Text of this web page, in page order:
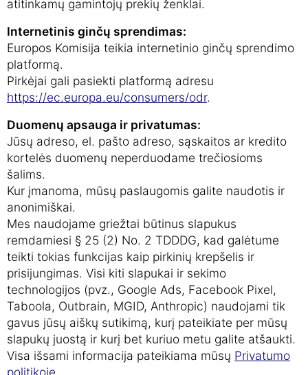
atitinkamų gamintojų prekių ženklai.
Internetinis ginčų sprendimas:
Europos Komisija teikia internetinio ginčų sprendimo
platformą.
Pirkėjai gali pasiekti platformą adresu
https://ec.europa.eu/consumers/odr.
Duomenų apsauga ir privatumas:
Jūsų adreso, el. pašto adreso, sąskaitos ar kredito
kortelės duomenų neperduodame trečiosioms
šalims.
Kur įmanoma, mūsų paslaugomis galite naudotis ir
anonimiškai.
Mes naudojame griežtai būtinus slapukus
remdamiesi § 25 (2) No. 2 TDDDG, kad galėtume
teikti tokias funkcijas kaip pirkinių krepšelis ir
prisijungimas. Visi kiti slapukai ir sekimo
technologijos (pvz., Google Ads, Facebook Pixel,
Taboola, Outbrain, MGID, Anthropic) naudojami tik
gavus jūsų aiškų sutikimą, kurį pateikiate per mūsų
slapukų juostą ir kurį bet kuriuo metu galite atšaukti.
Visa išsami informacija pateikiama mūsų Privatumo
politikoje.